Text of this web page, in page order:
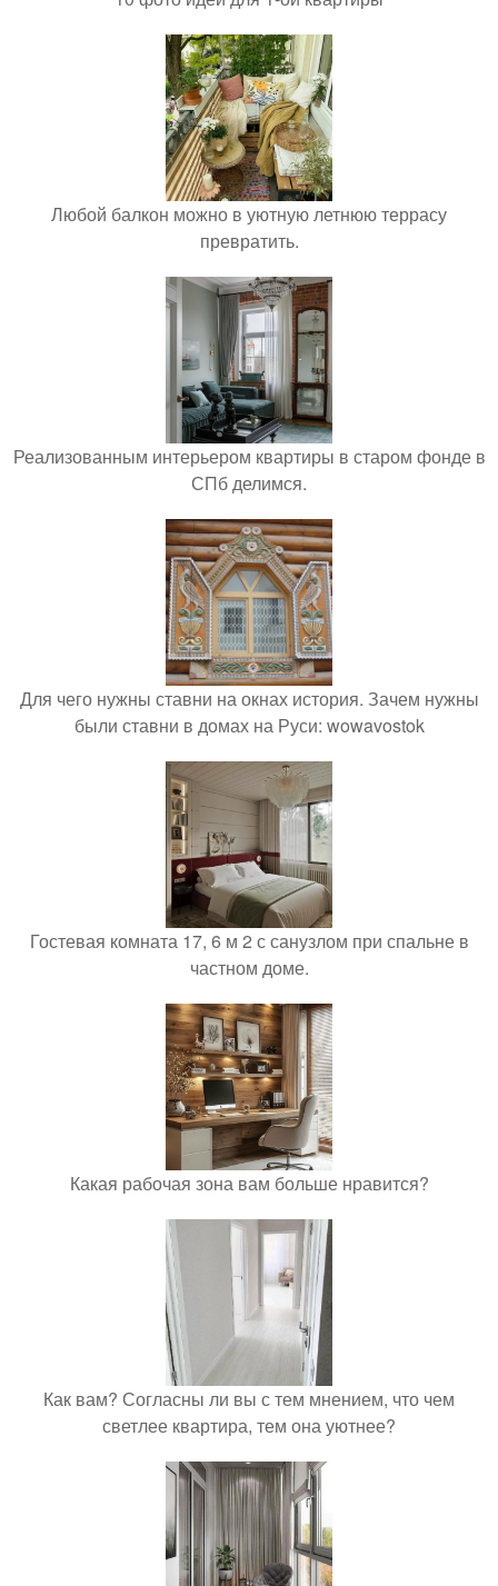
Любой балкон можно в уютную летнюю террасу
превратить.
Реализованным интерьером квартиры в старом фонде в
СПб делимся.
Для чего нужны ставни на окнах история. Зачем нужны
были ставни в домах на Руси: wowavostok
Гостевая комната 17, 6 м 2 с санузлом при спальне в
частном доме.
Какая рабочая зона вам больше нравится?
Как вам? Согласны ли вы с тем мнением, что чем
светлее квартира, тем она уютнее?